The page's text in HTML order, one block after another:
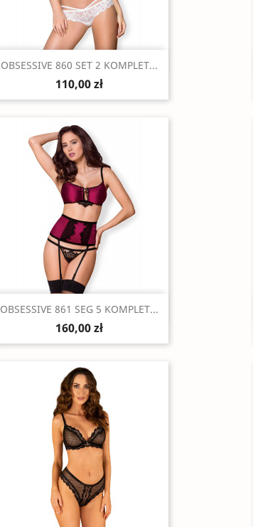
Szybki podgląd
OBSESSIVE 860 SET 2 KOMPLET...
110,00 zł
Szybki podgląd
OBSESSIVE 861 SEG 5 KOMPLET...
160,00 zł